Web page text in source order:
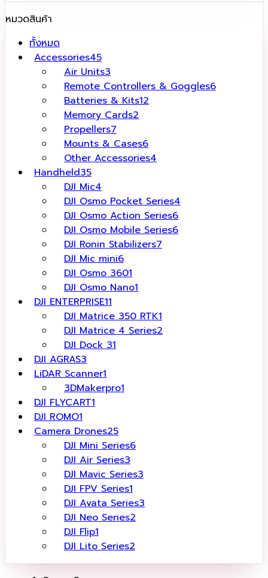
หมวดสินค้า
ทั้งหมด
Accessories45
Air Units3
Remote Controllers & Goggles6
Batteries & Kits12
Memory Cards2
Propellers7
Mounts & Cases6
Other Accessories4
Handheld35
DJI Mic4
DJI Osmo Pocket Series4
DJI Osmo Action Series6
DJI Osmo Mobile Series6
DJI Ronin Stabilizers7
DJI Mic mini6
DJI Osmo 3601
DJI Osmo Nano1
DJI ENTERPRISE11
DJI Matrice 350 RTK1
DJI Matrice 4 Series2
DJI Dock 31
DJI AGRAS3
LiDAR Scanner1
3DMakerpro1
DJI FLYCART1
DJI ROMO1
Camera Drones25
DJI Mini Series6
DJI Air Series3
DJI Mavic Series3
DJI FPV Series1
DJI Avata Series3
DJI Neo Series2
DJI Flip1
DJI Lito Series2